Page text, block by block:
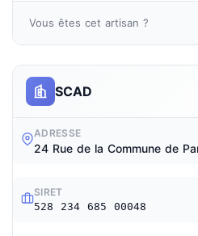
Vous êtes cet artisan ?
SCAD
ADRESSE
24 Rue de la Commune de
SIRET
528 234 685 00048